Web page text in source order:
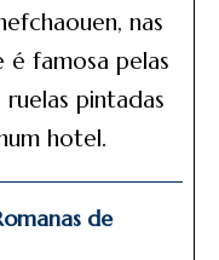
nas
é famosa pelas
ruelas pintadas
hotel.
de